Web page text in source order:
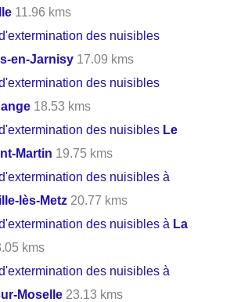
11.96 kms
des nuisibles
en-Jarnisy 17.09 kms
des nuisibles
18.53 kms
des nuisibles Le
Martin 19.75 kms
des nuisibles à
lès-Metz 20.77 kms
des nuisibles à La
kms
des nuisibles à
Moselle 23.13 kms